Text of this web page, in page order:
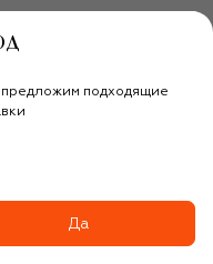
Дефинирующий крем
для усиления завитка
предложим подходящие
Да